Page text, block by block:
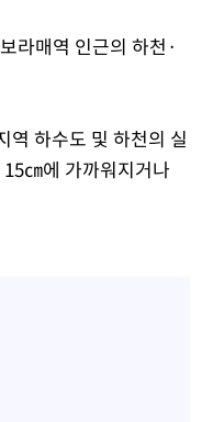
라매역 인근의 하천·
역 하수도 및 하천의 실
㎝에 가까워지거나